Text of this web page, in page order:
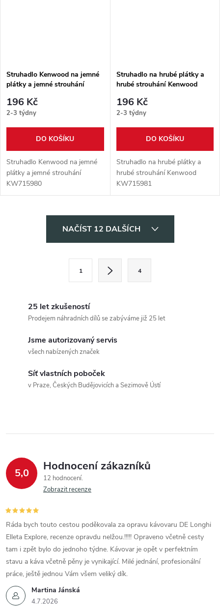
Struhadlo Kenwood na jemné
plátky a jemné strouhání
196 Kč
2-3 týdny
DO KOŠÍKU
Struhadlo Kenwood na jemné
plátky a jemné strouhání
KW715980
Struhadlo na hrubé plátky a
hrubé strouhání Kenwood
196 Kč
2-3 týdny
DO KOŠÍKU
Struhadlo na hrubé plátky a
hrubé strouhání Kenwood
KW715981
k
y
v
p
i
s
u
NAČÍST 12 DALŠÍCH
1 4
25 let zkušeností
Prodejem náhradních dílů se zabýváme již 25 let
Jsme autorizovaný servis
všech nabízených značek
Síť vlastních poboček
v Praze, Českých Budějovicích a Sezimově Ústí
5,0 Hodnocení zákazníků
12 hodnocení
Zobrazit recenze
Martina Jánská
4.7.2026
Ráda bych touto cestou poděkovala za opravu kávovaru DE Longhi
Elleta Explore, recenze opravdu nelžou.!!!!! Opraveno včetně cesty
tam i zpět bylo do jednoho týdne. Kávovar je opět v perfektním
stavu a káva včetně pěny je vynikající. Milé jednání, profesionální
práce, ještě jednou Vám všem veliký dík.